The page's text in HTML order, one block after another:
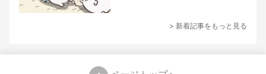
> 新着記事をもっと見る